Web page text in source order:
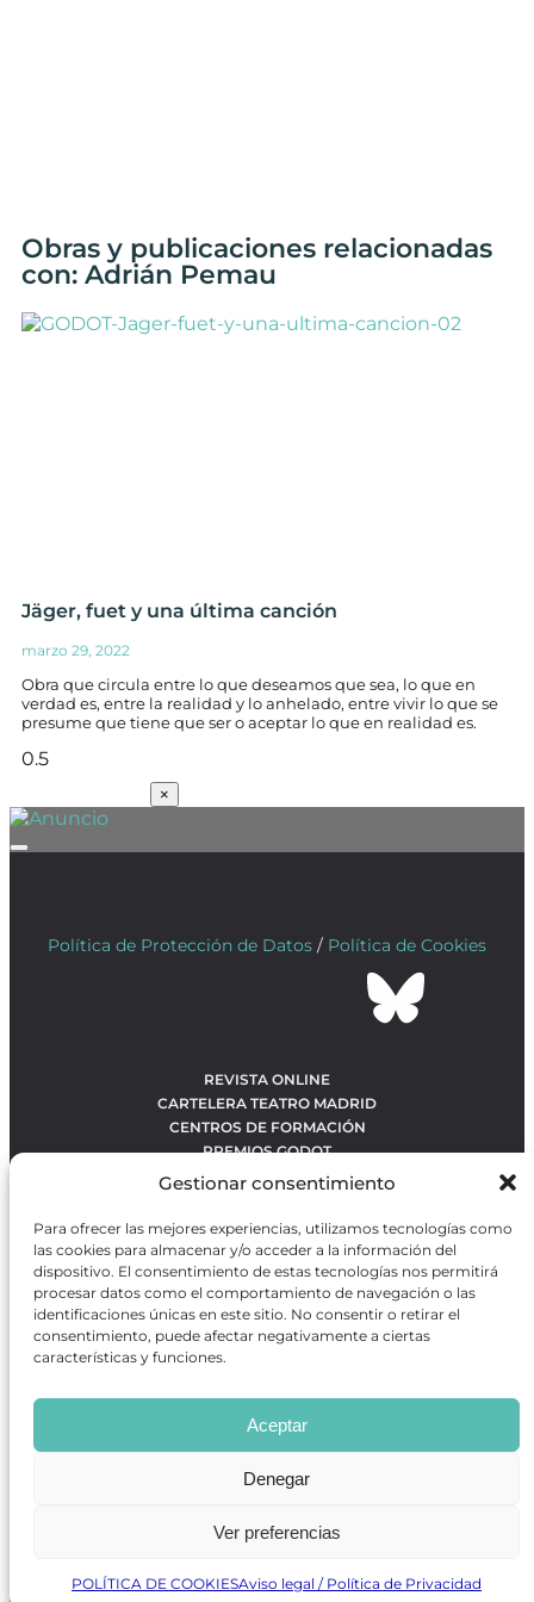
Gestionar consentimiento
Para ofrecer las mejores experiencias, utilizamos tecnologías como
las cookies para almacenar y/o acceder a la información del
dispositivo. El consentimiento de estas tecnologías nos permitirá
procesar datos como el comportamiento de navegación o las
identificaciones únicas en este sitio. No consentir o retirar el
consentimiento, puede afectar negativamente a ciertas
características y funciones.
Aceptar
Denegar
Ver preferencias
POLÍTICA DE COOKIESAviso legal / Política de Privacidad
Obras y publicaciones relacionadas
con: Adrián Pemau
Jäger, fuet y una última canción
marzo 29, 2022
Obra que circula entre lo que deseamos que sea, lo que en
verdad es, entre la realidad y lo anhelado, entre vivir lo que se
presume que tiene que ser o aceptar lo que en realidad es.
×
Política de Protección de Datos / Política de Cookies
REVISTA ONLINE
CARTELERA TEATRO MADRID
CENTROS DE FORMACIÓN
PREMIOS GODOT
CONTACTO
OBRAS MÁS VOTADAS
RANKING MEJORES OBRAS
BÚSQUEDA AVANZADA DE OBRAS
Revista GODOTes una revista independiente especializada
en información sobre artes escénicas de Madrid, gratuita y
que se distribuye en espacios escénicos, además de otros
puntos de interés turístico y de ocio de la capital.
Desarrollado por Precise Future